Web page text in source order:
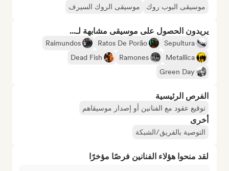
موسيقى البوب روك
موسيقى الروك السيرف
يريدون الحصول على موسيقى مشابهة لـ...
Sepultura
Ratos De Porão
Raimundos
Metallica
Ramones
Dead Fish
Green Day
الفرص الرئيسية
توقيع عقود مع الفنانين أو إصدار موسيقاهم
أخرى
التوصية بالفريق/الشبكة
لقد منحوا هؤلاء الفنانين فرصًا مؤخرًا